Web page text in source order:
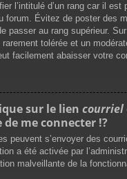
l’intitulé d’un rang car il est
forum. Évitez de poster des
passer au rang supérieur.
tolérée et un
facilement abaisser votre
sur le lien courriel
de me connecter !?
peuvent s’envoyer des
a été activée par
malveillante de la